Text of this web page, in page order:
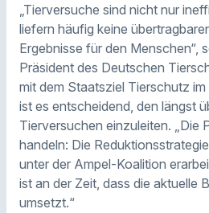
„Tierversuche sind nicht nur
liefern häufig keine
Ergebnisse für den Menschen“,
Präsident des Deutschen
mit dem Staatsziel Tierschutz
ist es entscheidend, den längst
Tierversuchen einzuleiten. „Die
handeln: Die
unter der Ampel-Koalition
ist an der Zeit, dass die aktuelle
umsetzt.“